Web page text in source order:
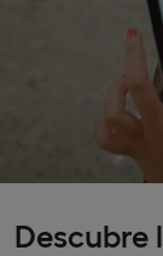
Descubre